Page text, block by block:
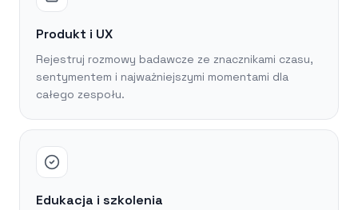
Produkt i UX
Rejestruj rozmowy badawcze ze znacznikami czasu,
sentymentem i najważniejszymi momentami dla
całego zespołu.
Edukacja i szkolenia